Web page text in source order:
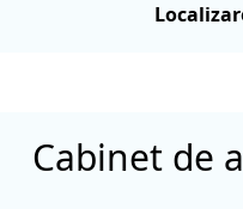
Cabinet de